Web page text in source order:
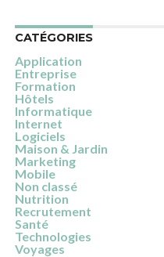
CATÉGORIES
Application
Entreprise
Formation
Hôtels
Informatique
Internet
Logiciels
Maison & Jardin
Marketing
Mobile
Non classé
Nutrition
Recrutement
Santé
Technologies
Voyages